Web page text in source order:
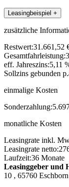
Leasingbeispiel +
zusätzliche
Restwert:31.661,52
Gesamtfahrleistung:
eff. Jahreszins:5,11
Sollzins gebunden
einmalige Kosten
Sonderzahlung:
monatliche Kosten
Leasingrate inkl.
Leasingrate netto:
Laufzeit:36 Monate
Leasinggeber und
10 , 65760 Eschborn